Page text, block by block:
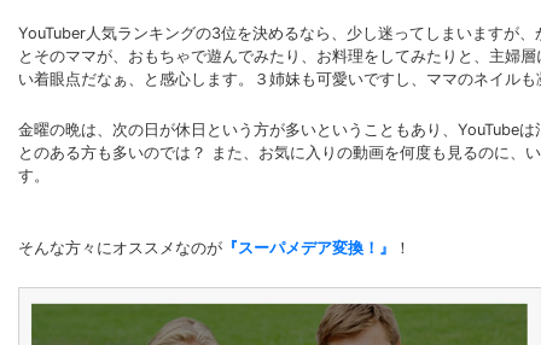
YouTuber人気ランキングの3位を決めるなら、少し迷ってしまいますが
とそのママが、おもちゃで遊んでみたり、お料理をしてみたりと、主婦
い着眼点だなぁ、と感心します。３姉妹も可愛いですし、ママのネイル
金曜の晩は、次の日が休日という方が多いということもあり、YouTube
とのある方も多いのでは？ また、お気に入りの動画を何度も見るのに、
す。
そんな方々にオススメなのが 『スーパメデア変換！』 ！